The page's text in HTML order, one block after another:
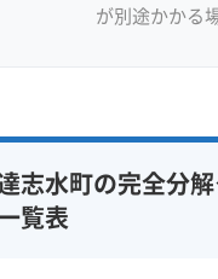
が別途かかる
志水町の完全分
覧表